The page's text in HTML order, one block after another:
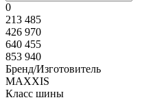
По популярности
0
213 485
426 970
640 455
853 940
Бренд/Изготовитель
MAXXIS
Класс шины